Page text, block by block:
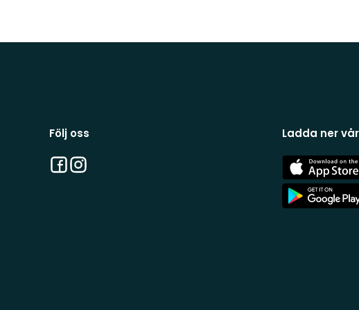
Följ oss
Facebook
Instagram
Ladda ner
App
Store
App
Store